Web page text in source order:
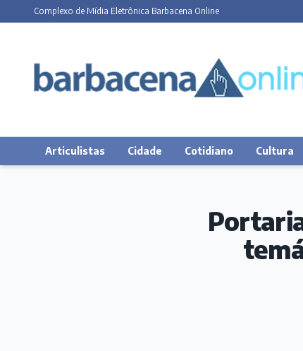
Complexo de Mídia Eletrônica Barbacena Online
Articulistas Cidade Cotidiano Cultura